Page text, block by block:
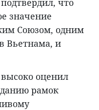
значение
Союзом, одним
Вьетнама, и
оценил
рамок